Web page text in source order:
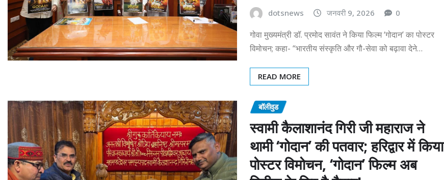
dotsnews जनवरी 9, 2026 0
गोवा मुख्यमंत्री डॉ. प्रमोद सावंत ने किया फिल्म ‘गोदान’ का पोस्टर
विमोचन; कहा- “भारतीय संस्कृति और गौ-सेवा को बढ़ावा देने…
READ MORE
बॉलीवुड
स्वामी कैलाशानंद गिरी जी महाराज ने
थामी ‘गोदान’ की पतवार; हरिद्वार में किया
पोस्टर विमोचन, ‘गोदान’ फिल्म अब